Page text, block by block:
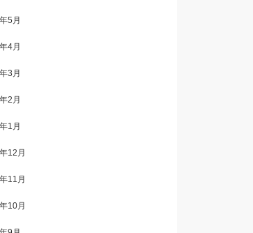
5月
4月
3月
2月
1月
12月
11月
10月